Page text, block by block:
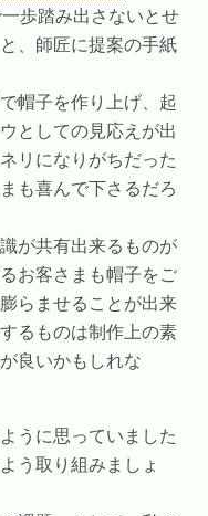
歩踏み出さないとせ
、師匠に提案の手紙
帽子を作り上げ、起
としての見応えが出
リになりがちだった
も喜んで下さるだろ
が共有出来るものが
お客さまも帽子をご
らませることが出来
るものは制作上の素
良いかもしれな
うに思っていました
う取り組みましょ